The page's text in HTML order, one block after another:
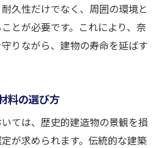
久性だけでなく、周囲の環境と
とが必要です。これにより、奈
りながら、建物の寿命を延ばす
料の選び方
ては、歴史的建造物の景観を損
が求められます。伝統的な建築